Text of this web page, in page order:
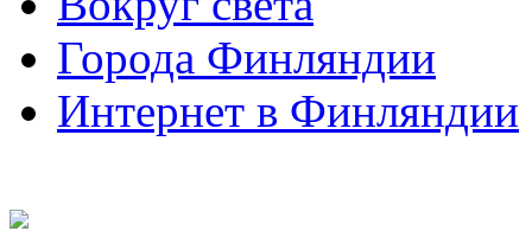
Города Финляндии
Интернет в Финляндии